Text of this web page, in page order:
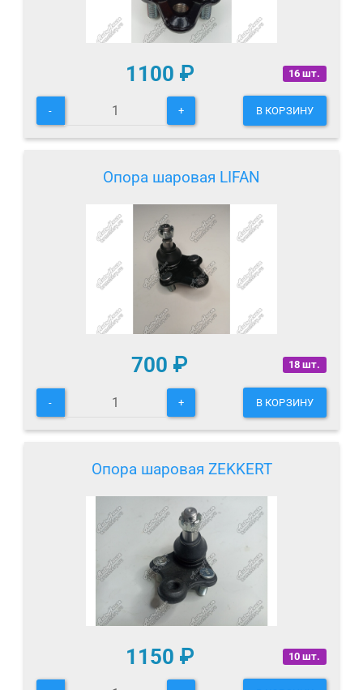
16 шт.
1100 ₽
- + В КОРЗИНУ
Опора шаровая LIFAN
18 шт.
700 ₽
- + В КОРЗИНУ
Опора шаровая ZEKKERT
10 шт.
1150 ₽